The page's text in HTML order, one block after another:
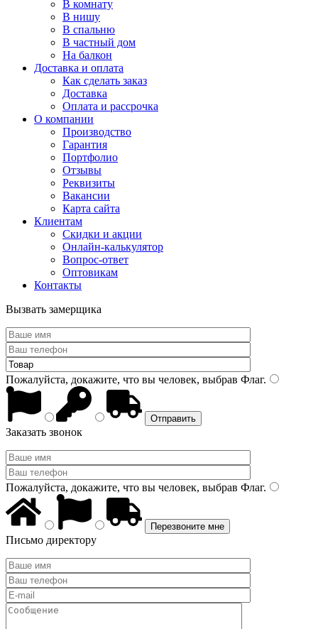
В комнату
В нишу
В спальню
В частный дом
На балкон
Доставка и оплата
Как сделать заказ
Доставка
Оплата и рассрочка
О компании
Производство
Гарантия
Портфолио
Отзывы
Реквизиты
Вакансии
Карта сайта
Клиентам
Скидки и акции
Онлайн-калькулятор
Вопрос-ответ
Оптовикам
Контакты
Вызвать замерщика
Пожалуйста, докажите, что вы человек, выбрав Флаг.
Заказать звонок
Пожалуйста, докажите, что вы человек, выбрав Флаг.
Письмо директору